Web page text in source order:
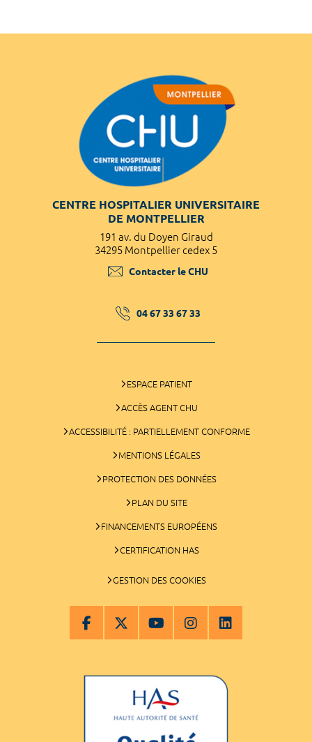
CENTRE HOSPITALIER UNIVERSITAIRE
DE MONTPELLIER
191 av. du Doyen Giraud
34295 Montpellier cedex 5
Contacter le CHU
04 67 33 67 33
ESPACE PATIENT
ACCÈS AGENT CHU
ACCESSIBILITÉ : PARTIELLEMENT CONFORME
MENTIONS LÉGALES
PROTECTION DES DONNÉES
PLAN DU SITE
FINANCEMENTS EUROPÉENS
CERTIFICATION HAS
GESTION DES COOKIES